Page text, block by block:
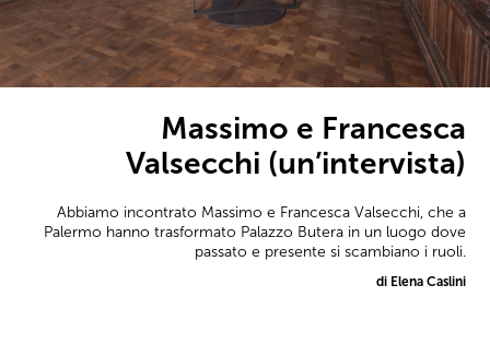
Massimo e Francesca
Valsecchi (un’intervista)
Abbiamo incontrato Massimo e Francesca Valsecchi, che a
Palermo hanno trasformato Palazzo Butera in un luogo dove
passato e presente si scambiano i ruoli.
di Elena Caslini